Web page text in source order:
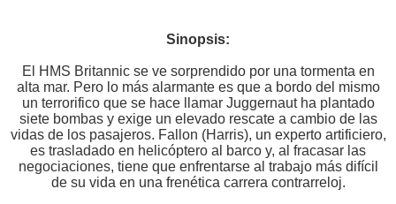
Sinopsis:
El HMS Britannic se ve sorprendido por una tormenta en
alta mar. Pero lo más alarmante es que a bordo del mismo
un terrorifico que se hace llamar Juggernaut ha plantado
siete bombas y exige un elevado rescate a cambio de las
vidas de los pasajeros. Fallon (Harris), un experto artificiero,
es trasladado en helicóptero al barco y, al fracasar las
negociaciones, tiene que enfrentarse al trabajo más difícil
de su vida en una frenética carrera contrarreloj.